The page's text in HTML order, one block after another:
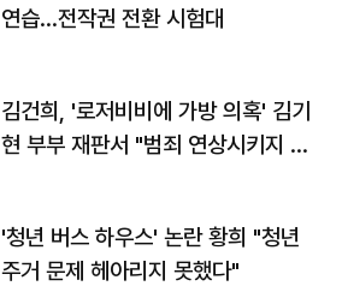
연습…전작권 전환 시험대
김건희, '로저비비에 가방 의혹' 김기
현 부부 재판서 "범죄 연상시키지 말
'청년 버스 하우스' 논란 황희 "청년
주거 문제 헤아리지 못했다"